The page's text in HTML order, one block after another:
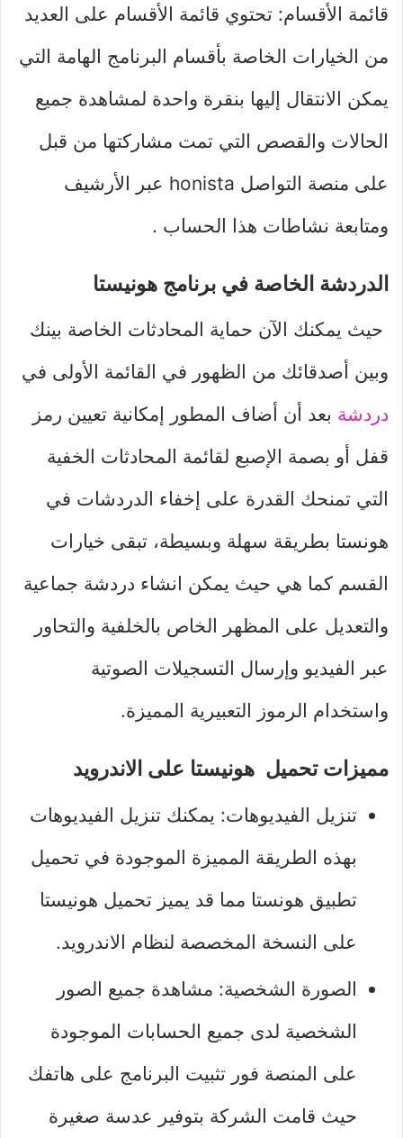
قائمة الأقسام: تحتوي قائمة الأقسام على العديد
من الخيارات الخاصة بأقسام البرنامج الهامة التي
يمكن الانتقال إليها بنقرة واحدة لمشاهدة جميع
الحالات والقصص التي تمت مشاركتها من قبل
على منصة التواصل honista عبر الأرشيف
ومتابعة نشاطات هذا الحساب .
الدردشة الخاصة في برنامج هونيستا
حيث يمكنك الآن حماية المحادثات الخاصة بينك
وبين أصدقائك من الظهور في القائمة الأولى في
دردشة بعد أن أضاف المطور إمكانية تعيين رمز
قفل أو بصمة الإصبع لقائمة المحادثات الخفية
التي تمنحك القدرة على إخفاء الدردشات في
هونستا بطريقة سهلة وبسيطة، تبقى خيارات
القسم كما هي حيث يمكن انشاء دردشة جماعية
والتعديل على المظهر الخاص بالخلفية والتحاور
عبر الفيديو وإرسال التسجيلات الصوتية
واستخدام الرموز التعبيرية المميزة.
مميزات تحميل هونيستا على الاندرويد
تنزيل الفيديوهات: يمكنك تنزيل الفيديوهات
بهذه الطريقة المميزة الموجودة في تحميل
تطبيق هونستا مما قد يميز تحميل هونيستا
على النسخة المخصصة لنظام الاندرويد.
الصورة الشخصية: مشاهدة جميع الصور
الشخصية لدى جميع الحسابات الموجودة
على المنصة فور تثبيت البرنامج على هاتفك
حيث قامت الشركة بتوفير عدسة صغيرة